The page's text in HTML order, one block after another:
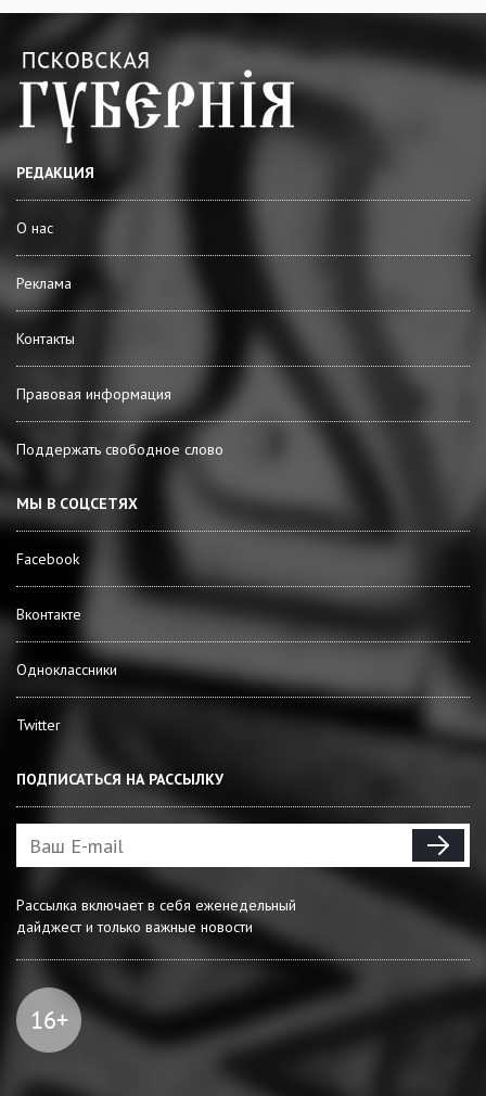
РЕДАКЦИЯ
О нас
Реклама
Контакты
Правовая информация
Поддержать свободное слово
МЫ В СОЦСЕТЯХ
Facebook
Вконтакте
Одноклассники
Twitter
ПОДПИСАТЬСЯ НА РАССЫЛКУ
Рассылка включает в себя еженедельный
дайджест и только важные новости